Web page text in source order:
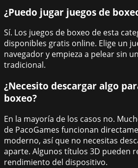
¿Puedo jugar juegos de
Sí. Los juegos de boxeo de esta
disponibles gratis online. Elige un
navegador y empieza a pelear sin
tradicional.
¿Necesito descargar algo
boxeo?
En la mayoría de los casos no.
de PacoGames funcionan
moderno, así que no necesitas
aparte. Algunos títulos 3D pueden
rendimiento del dispositivo.